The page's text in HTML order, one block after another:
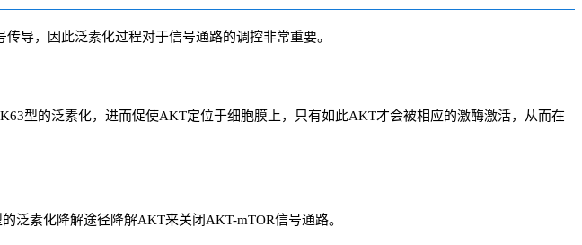
导，因此泛素化过程对于信号通路的调控非常重要。
型的泛素化，进而促使AKT定位于细胞膜上，只有如此AKT才会被相应的激酶激活，从而在
泛素化降解途径降解AKT来关闭AKT-mTOR信号通路。